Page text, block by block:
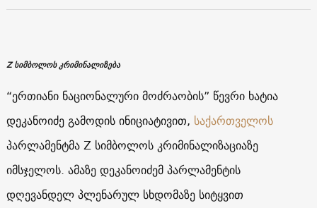
Z სიმბოლოს კრიმინალიზება
“ერთიანი ნაციონალური მოძრაობის” წევრი ხატია
დეკანოიძე გამოდის ინიციატივით, საქართველოს
პარლამენტმა Z სიმბოლოს კრიმინალიზაციაზე
იმსჯელოს. ამაზე დეკანოიძემ პარლამენტის
დღევანდელ პლენარულ სხდომაზე სიტყვით